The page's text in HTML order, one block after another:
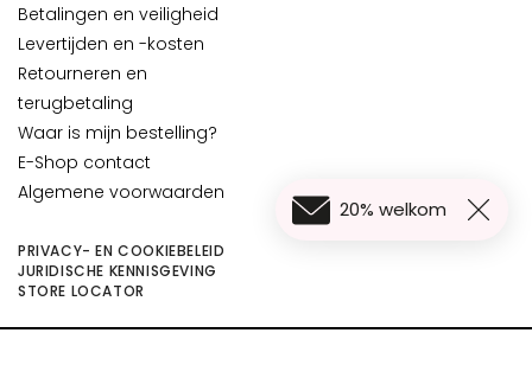
g
e
H
y
d
a
e
r
20% welkom
Betalingen en veiligheid
Levertijden en -kosten
Retourneren en
terugbetaling
Waar is mijn bestelling?
E-Shop contact
Algemene voorwaarden
PRIVACY- EN COOKIEBELEID
JURIDISCHE KENNISGEVING
STORE LOCATOR